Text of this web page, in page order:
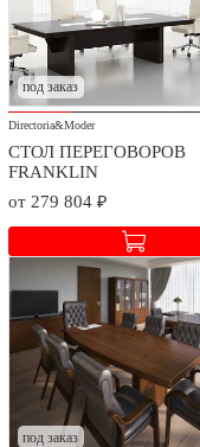
под заказ
Directoria&Moder
СТОЛ ПЕРЕГОВОРОВ
FRANKLIN
от 279 804 ₽
под заказ